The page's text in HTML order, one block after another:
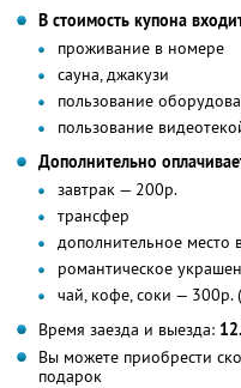
В стоимость купона
проживание в номере
сауна, джакузи
пользование
пользование
Дополнительно
завтрак — 200р.
трансфер
дополнительное место
романтическое
чай, кофе, соки — 300р.
Время заезда и выезда:
Вы можете приобрести
подарок